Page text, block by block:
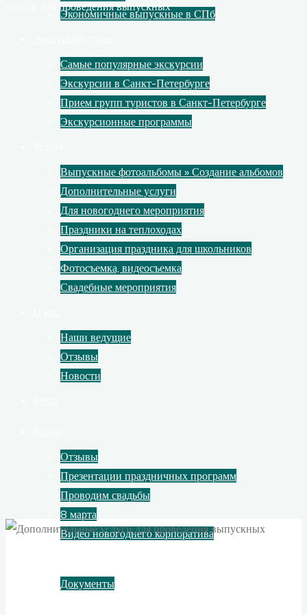
Экономичные выпускные в СПб
Самые популярные экскурсии
Экскурсии в Санкт-Петербурге
Прием групп туристов в Санкт-Петербурге
Экскурсионные программы
Выпускные фотоальбомы » Создание альбомов
Дополнительные услуги
Для новогоднего мероприятия
Праздники на теплоходах
Организация праздника для школьников
Фотосъемка, видеосъемка
Свадебные мероприятия
Наши ведущие
Отзывы
Новости
Отзывы
Презентации праздничных программ
Проводим свадьбы
8 марта
Видео новогоднего корпоратива
Документы
услуги для проведения выпускных